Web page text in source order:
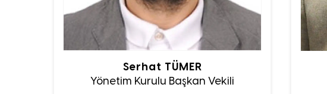
Serhat TÜMER
Yönetim Kurulu Başkan Vekili